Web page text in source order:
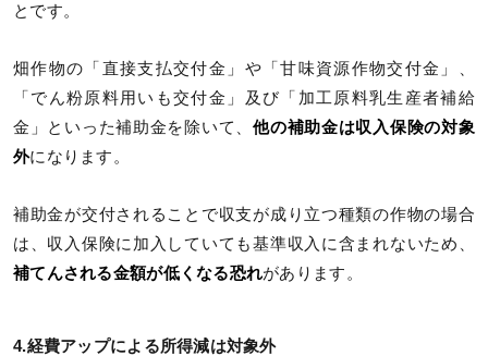
とです。
畑作物の「直接支払交付金」や「甘味資源作物交付金」、
「でん粉原料用いも交付金」及び「加工原料乳生産者補給
金」といった補助金を除いて、他の補助金は収入保険の対象
外になります。
補助金が交付されることで収支が成り立つ種類の作物の場合
は、収入保険に加入していても基準収入に含まれないため、
補てんされる金額が低くなる恐れがあります。
4.経費アップによる所得減は対象外